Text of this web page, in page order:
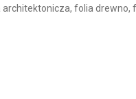
architektonicza, folia drewno,